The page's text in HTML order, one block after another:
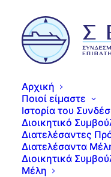
Αρχική
Ποιοί είμαστε
Ιστορία του
Διοικητικό
Διατελέσαντες
Διατελέσαντα
Διοικητικά
Μέλη